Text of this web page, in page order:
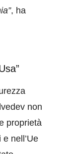
, ha
non
proprietà
nell’Ue